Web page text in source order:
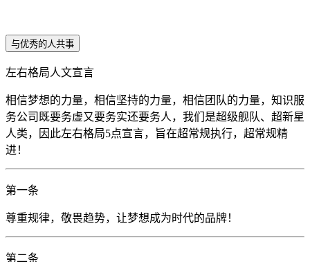
与优秀的人共事
左右格局人文宣言
相信梦想的力量，相信坚持的力量，相信团队的力量，知识服
务公司既要务虚又要务实还要务人，我们是超级舰队、超新星
人类，因此左右格局5点宣言，旨在超常规执行，超常规精
进！
第一条
尊重规律，敬畏趋势，让梦想成为时代的品牌！
第二条